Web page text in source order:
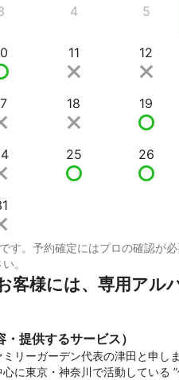
4 5
11 12
18 19
25 26
す。予約確定にはプロの確認が
。
客様には、専用アル
提供するサービス）
リーガーデン代表の津田と申しま
に東京・神奈川で活動している